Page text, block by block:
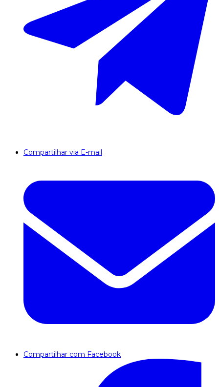
Compartilhar via E-mail
Compartilhar com Facebook